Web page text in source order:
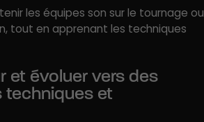
les équipes son sur le tournage ou
tout en apprenant les techniques
et évoluer vers des
et